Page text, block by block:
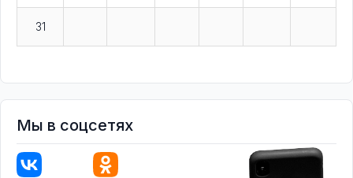
31
Мы в соцсетях